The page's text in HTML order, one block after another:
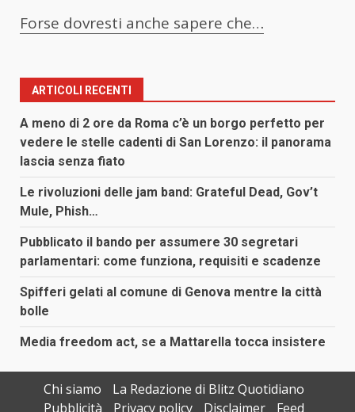
Forse dovresti anche sapere che…
ARTICOLI RECENTI
A meno di 2 ore da Roma c’è un borgo perfetto per
vedere le stelle cadenti di San Lorenzo: il panorama
lascia senza fiato
Le rivoluzioni delle jam band: Grateful Dead, Gov’t
Mule, Phish…
Pubblicato il bando per assumere 30 segretari
parlamentari: come funziona, requisiti e scadenze
Spifferi gelati al comune di Genova mentre la città
bolle
Media freedom act, se a Mattarella tocca insistere
Chi siamo
La Redazione di Blitz Quotidiano
Pubblicità
Privacy policy Disclaimer Feed